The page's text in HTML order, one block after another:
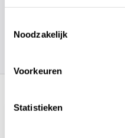
Noodzakelijk
Voorkeuren
Statistieken
info@artsloten.nl